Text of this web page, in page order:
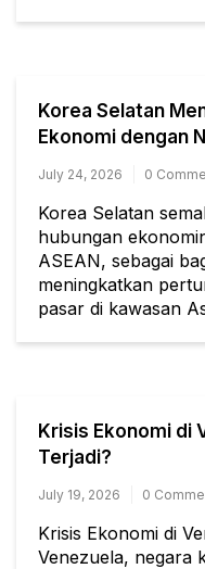
Korea Selatan
Ekonomi dengan
July 24, 2026 0
Korea Selatan
hubungan
ASEAN, sebagai
meningkatkan
pasar di kawasan
Krisis Ekonomi di
Terjadi?
July 19, 2026 0
Krisis Ekonomi di
Venezuela, negara